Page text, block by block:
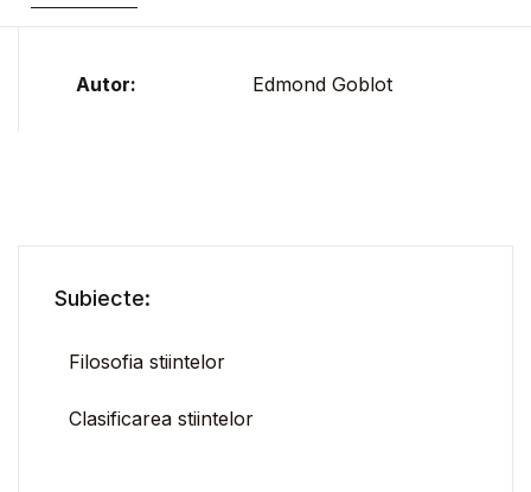
Autor: Edmond Goblot
Subiecte:
Filosofia stiintelor
Clasificarea stiintelor